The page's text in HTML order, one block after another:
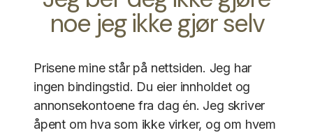
noe jeg ikke gjør selv
Prisene mine står på nettsiden. Jeg har
ingen bindingstid. Du eier innholdet og
annonsekontoene fra dag én. Jeg skriver
åpent om hva som ikke virker, og om hvem